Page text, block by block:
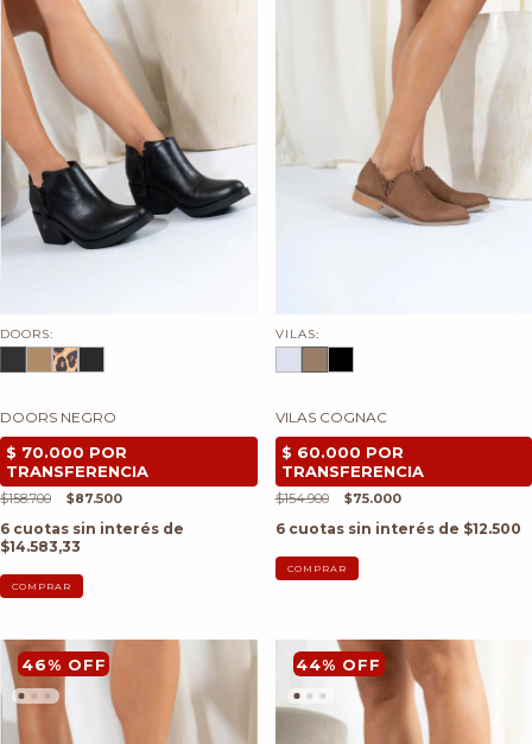
DOORS:
DOORS NEGRO
$158.700 $87.500
6 cuotas sin interés de
$14.583,33
COMPRAR
VILAS:
VILAS COGNAC
$154.900 $75.000
6 cuotas sin interés de $12.500
COMPRAR
46% OFF 44% OFF